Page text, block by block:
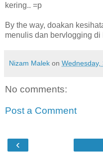
kering.. =p
By the way, doakan
menulis dan bervlogging
Nizam Malek on Wednesday,
No comments:
Post a Comment
‹